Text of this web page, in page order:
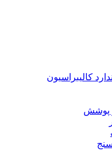
کالیبراسیون
پوشش